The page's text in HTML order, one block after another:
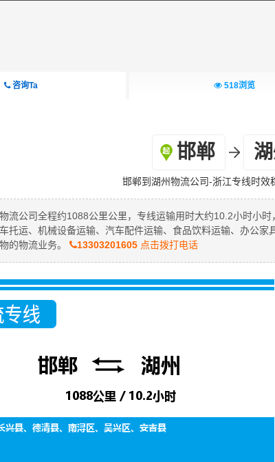
咨询Ta 518浏览
邯郸
邯郸到湖州物流公司-浙江专线时效
流公司全程约1088公里公里，专线运输用时大约10.2小时小
托运、机械设备运输、汽车配件运输、食品饮料运输、办公
的物流业务。
13303201605点击拨打电话